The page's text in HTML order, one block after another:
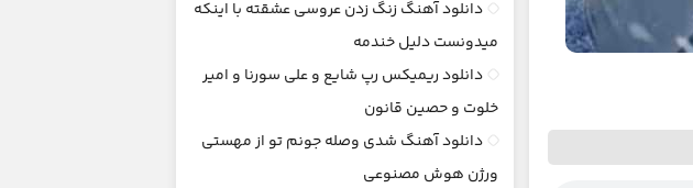
دانلود آهنگ زنگ زدن عروسی عشقته با اینکه
میدونست دلیل خندمه
دانلود ریمیکس رپ شایع و علی سورنا و امیر
خلوت و حصین قانون
دانلود آهنگ شدی وصله جونم تو از مهستی
ورژن هوش مصنوعی